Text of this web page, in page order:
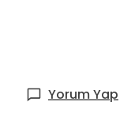
Yorum Yap